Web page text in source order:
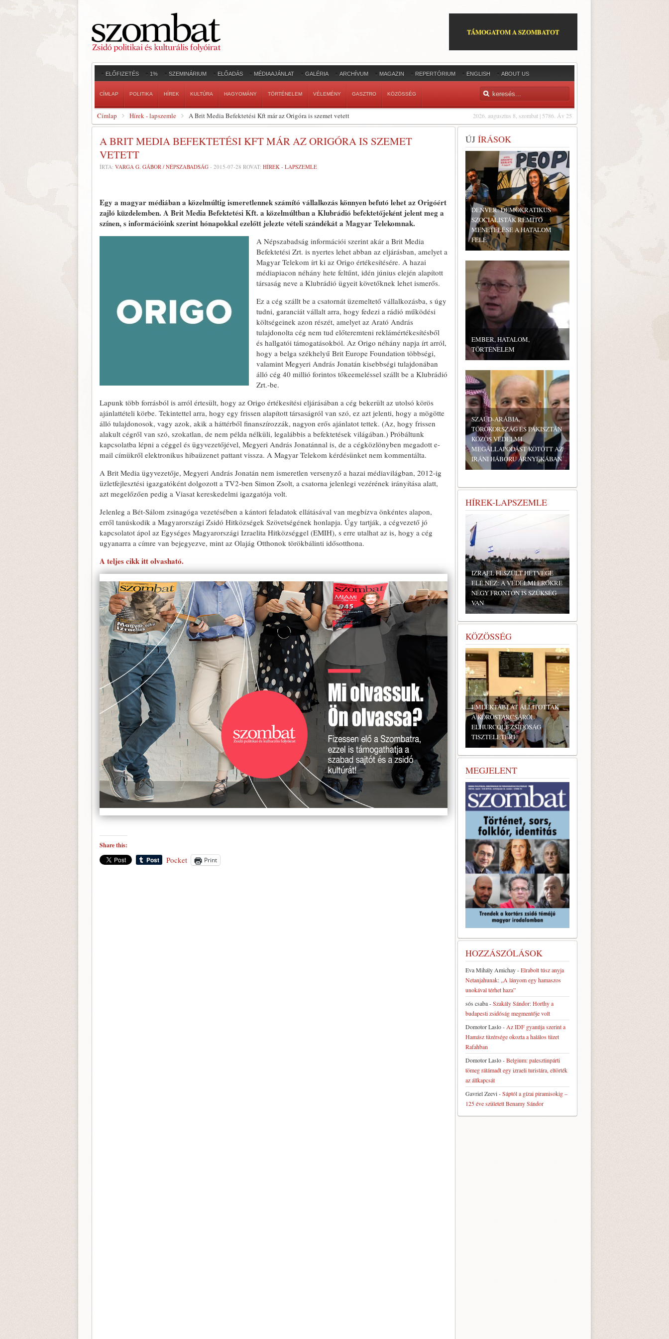
TÁMOGATOM A SZOMBATOT
ELŐFIZETÉS 1% SZEMINÁRIUM ELŐADÁS MÉDIAAJÁNLAT GALÉRIA ARCHÍVUM MAGAZIN REPERTÓRIUM ENGLISH ABOUT US
CÍMLAP POLITIKA HÍREK KULTÚRA HAGYOMÁNY TÖRTÉNELEM VÉLEMÉNY GASZTRO KÖZÖSSÉG
2026. augusztus 8, szombat | 5786. Áv 25
Címlap Hírek - lapszemle A Brit Media Befektetési Kft már az Origóra is szemet vetett
A BRIT MEDIA BEFEKTETÉSI KFT MÁR AZ ORIGÓRA IS SZEMET
VETETT
ÍRTA: VARGA G. GÁBOR / NÉPSZABADSÁG - 2015-07-28 ROVAT: HÍREK - LAPSZEMLE
Egy a magyar médiában a közelmúltig ismeretlennek számító vállalkozás könnyen befutó lehet az Origóért
zajló küzdelemben. A Brit Media Befektetési Kft. a közelmúltban a Klubrádió befektetőjeként jelent meg a
színen, s információink szerint hónapokkal ezelőtt jelezte vételi szándékát a Magyar Telekomnak.
A Népszabadság információi szerint akár a Brit Media
Befektetési Zrt. is nyertes lehet abban az eljárásban, amelyet a
Magyar Telekom írt ki az Origo értékesítésére. A hazai
médiapiacon néhány hete feltűnt, idén június elején alapított
társaság neve a Klubrádió ügyeit követőknek lehet ismerős.
Ez a cég szállt be a csatornát üzemeltető vállalkozásba, s úgy
tudni, garanciát vállalt arra, hogy fedezi a rádió működési
költségeinek azon részét, amelyet az Arató András
tulajdonolta cég nem tud előteremteni reklámértékesítésből
és hallgatói támogatásokból. Az Origo néhány napja írt arról,
hogy a belga székhelyű Brit Europe Foundation többségi,
valamint Megyeri András Jonatán kisebbségi tulajdonában
álló cég 40 millió forintos tőkeemeléssel szállt be a Klubrádió
Zrt.-be.
Lapunk több forrásból is arról értesült, hogy az Origo értékesítési eljárásában a cég bekerült az utolsó körös
ajánlattételi körbe. Tekintettel arra, hogy egy frissen alapított társaságról van szó, ez azt jelenti, hogy a mögötte
álló tulajdonosok, vagy azok, akik a háttérből finanszírozzák, nagyon erős ajánlatot tettek. (Az, hogy frissen
alakult cégről van szó, szokatlan, de nem példa nélküli, legalábbis a befektetések világában.) Próbáltunk
kapcsolatba lépni a céggel és ügyvezetőjével, Megyeri András Jonatánnal is, de a cégközlönyben megadott e-
mail címükről elektronikus hibaüzenet pattant vissza. A Magyar Telekom kérdésünket nem kommentálta.
A Brit Media ügyvezetője, Megyeri András Jonatán nem ismeretlen versenyző a hazai médiavilágban, 2012-ig
üzletfejlesztési igazgatóként dolgozott a TV2-ben Simon Zsolt, a csatorna jelenlegi vezérének irányítása alatt,
azt megelőzően pedig a Viasat kereskedelmi igazgatója volt.
Jelenleg a Bét-Sálom zsinagóga vezetésében a kántori feladatok ellátásával van megbízva önkéntes alapon,
erről tanúskodik a Magyarországi Zsidó Hitközségek Szövetségének honlapja. Úgy tartják, a cégvezető jó
kapcsolatot ápol az Egységes Magyarországi Izraelita Hitközséggel (EMIH), s erre utalhat az is, hogy a cég
ugyanarra a címre van bejegyezve, mint az Olajág Otthonok törökbálinti idősotthona.
A teljes cikk itt olvasható.
Share this:
Pocket Print
ÚJ ÍRÁSOK
DENVER: DEMOKRATIKUS
SZOCIALISTÁK RÉMÍTŐ
MENETELÉSE A HATALOM
FELÉ
EMBER, HATALOM,
TÖRTÉNELEM
SZAÚD-ARÁBIA,
TÖRÖKORSZÁG ÉS PAKISZTÁN
KÖZÖS VÉDELMI
MEGÁLLAPODÁST KÖTÖTT AZ
IRÁNI HÁBORÚ ÁRNYÉKÁBAN
HÍREK-LAPSZEMLE
IZRAEL FESZÜLT HÉTVÉGE
ELÉ NÉZ: A VÉDELMI ERŐKRE
NÉGY FRONTON IS SZÜKSÉG
VAN
KÖZÖSSÉG
EMLÉKTÁBLÁT ÁLLÍTOTTAK
A KÖRÖSTARCSÁRÓL
ELHURCOLT ZSIDÓSÁG
TISZTELETÉRE
MEGJELENT
HOZZÁSZÓLÁSOK
Eva Mihály Amichay-Elrabolt túsz anyja
Netanjahunak: „A lányom egy hamaszos
unokával térhet haza”
sós csaba-Szakály Sándor: Horthy a
budapesti zsidóság megmentője volt
Domotor Laslo- Az IDF gyanúja szerint a
Hamász tüzérsége okozta a halálos tüzet
Rafahban
Domotor Laslo-Belgium: palesztinpárti
tömeg rátámadt egy izraeli turistára, eltörték
az állkapcsát
Gavriel Zeevi-Sáptól a gízai piramisokig –
125 éve született Benamy Sándor